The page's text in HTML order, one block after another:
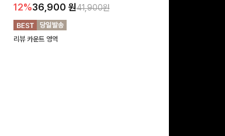
요~!
12%36,900 원41,900원
리뷰 카운트 영역